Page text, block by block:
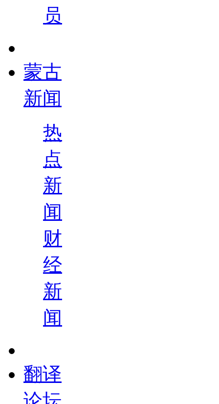
员
蒙古
新闻
热
点
新
闻
财
经
新
闻
翻译